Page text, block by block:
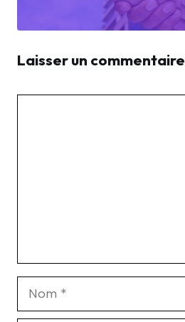
Laisser un commentaire